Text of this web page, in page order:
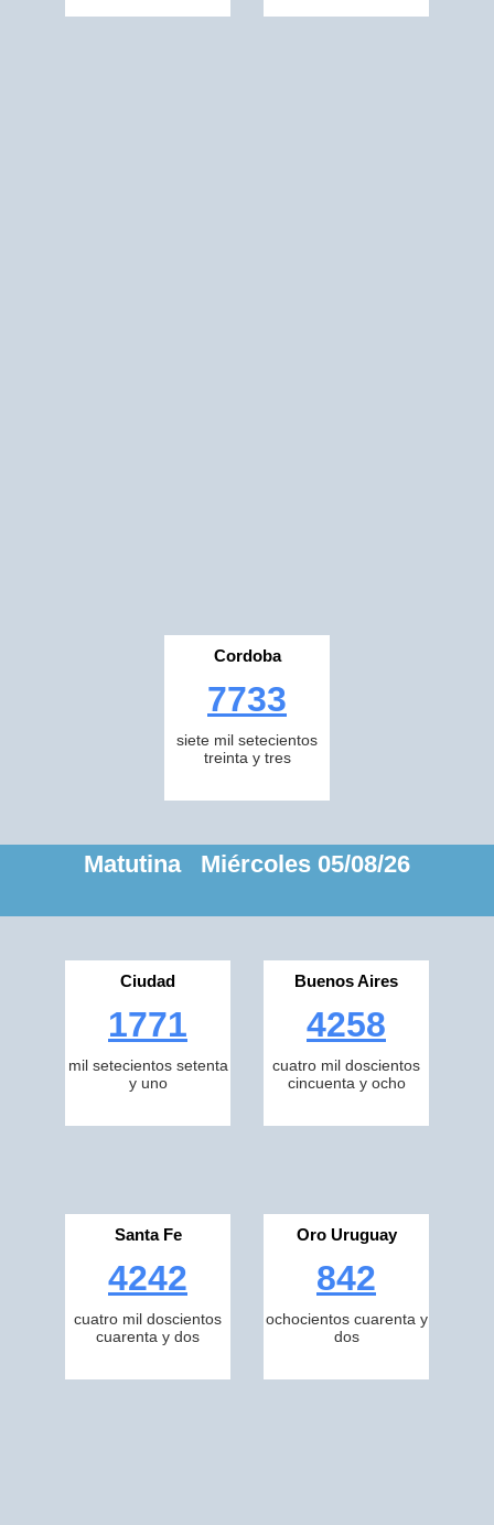
Cordoba
7733
siete mil setecientos
treinta y tres
Matutina Miércoles 05/08/26
Ciudad
1771
mil setecientos setenta
y uno
Buenos Aires
4258
cuatro mil doscientos
cincuenta y ocho
Santa Fe
4242
cuatro mil doscientos
cuarenta y dos
Oro Uruguay
842
ochocientos cuarenta y
dos